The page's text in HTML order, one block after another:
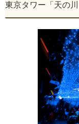
東京タワー「天の